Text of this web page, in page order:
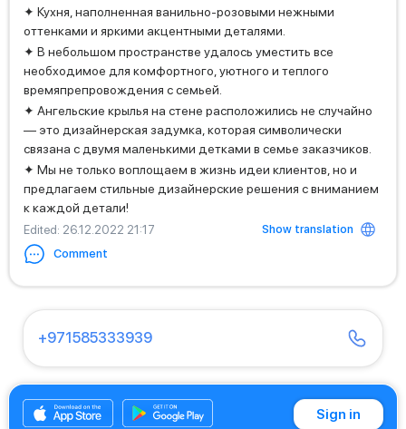
✦ Кухня, наполненная ванильно-розовыми нежными
оттенками и яркими акцентными деталями.
✦ В небольшом пространстве удалось уместить все
необходимое для комфортного, уютного и теплого
времяпрепровождения с семьей.
✦ Ангельские крылья на стене расположились не случайно
— это дизайнерская задумка, которая символически
связана с двумя маленькими детками в семье заказчиков.
✦ Мы не только воплощаем в жизнь идеи клиентов, но и
предлагаем стильные дизайнерские решения с вниманием
к каждой детали!
Edited: 26.12.2022 21:17
Show translation
Comment
+971585333939
+9719153629915 Sign in